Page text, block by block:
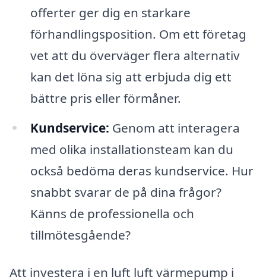
offerter ger dig en starkare
förhandlingsposition. Om ett företag
vet att du överväger flera alternativ
kan det löna sig att erbjuda dig ett
bättre pris eller förmåner.
Kundservice: Genom att interagera
med olika installationsteam kan du
också bedöma deras kundservice. Hur
snabbt svarar de på dina frågor?
Känns de professionella och
tillmötesgående?
Att investera i en luft luft värmepump i